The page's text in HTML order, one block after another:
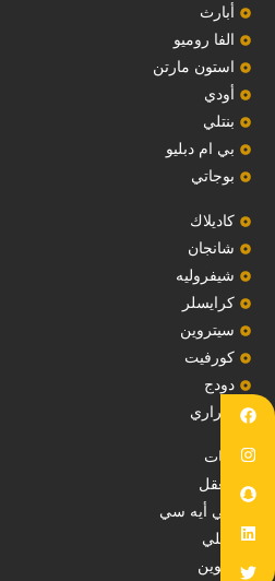
‏أبارث‏
الفا روميو
استون مارتن
أودي
بنتلي
بي ام دبليو
بوجاتي
كاديلاك
‏شانجان‏
شيفروليه
‏كرايسلر‏
سيتروين
‏كورفيت‏
دودج
فيراري
فيات
معقل
‏جي أيه سي‏
جيلي
‏تكوين‏